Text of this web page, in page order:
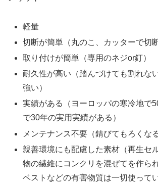
軽量
切断が簡単（丸のこ、カッターで切
取り付けが簡単（専用のネジor釘）
耐久性が高い（踏んづけても割れな
強い）
実績がある（ヨーロッパの寒冷地で
で30年の実用実績がある）
メンテナンス不要（錆びてもろくな
親善環境にも配慮した素材（再生セ
物の繊維にコンクリを混ぜてを作ら
ベストなどの有害物質は一切使って